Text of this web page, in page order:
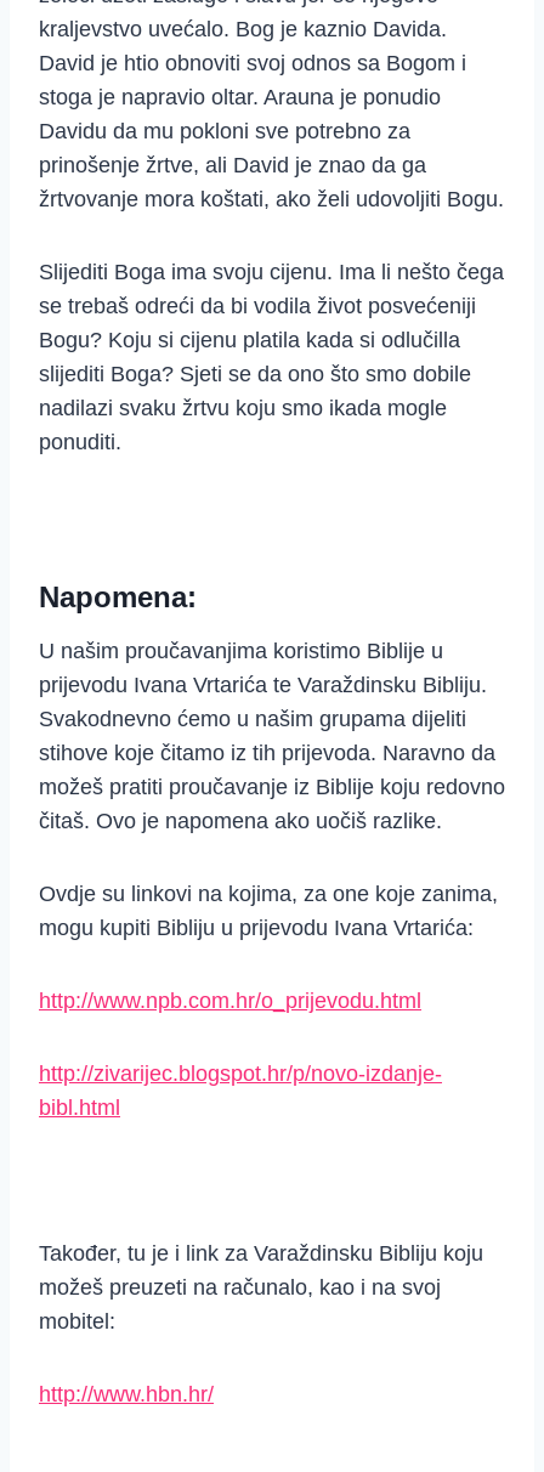
kraljevstvo uvećalo. Bog je kaznio Davida.
David je htio obnoviti svoj odnos sa Bogom i
stoga je napravio oltar. Arauna je ponudio
Davidu da mu pokloni sve potrebno za
prinošenje žrtve, ali David je znao da ga
žrtvovanje mora koštati, ako želi udovoljiti Bogu.
Slijediti Boga ima svoju cijenu. Ima li nešto čega
se trebaš odreći da bi vodila život posvećeniji
Bogu? Koju si cijenu platila kada si odlučilla
slijediti Boga? Sjeti se da ono što smo dobile
nadilazi svaku žrtvu koju smo ikada mogle
ponuditi.
Napomena:
U našim proučavanjima koristimo Biblije u
prijevodu Ivana Vrtarića te Varaždinsku Bibliju.
Svakodnevno ćemo u našim grupama dijeliti
stihove koje čitamo iz tih prijevoda. Naravno da
možeš pratiti proučavanje iz Biblije koju redovno
čitaš. Ovo je napomena ako uočiš razlike.
Ovdje su linkovi na kojima, za one koje zanima,
mogu kupiti Bibliju u prijevodu Ivana Vrtarića:
http://www.npb.com.hr/o_prijevodu.html
http://zivarijec.blogspot.hr/p/novo-izdanje-
bibl.html
Također, tu je i link za Varaždinsku Bibliju koju
možeš preuzeti na računalo, kao i na svoj
mobitel:
http://www.hbn.hr/